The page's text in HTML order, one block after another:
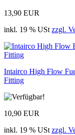
13,90 EUR
inkl. 19 % USt zzgl.
Intairco High Flow
Fitting
10,90 EUR
inkl. 19 % USt zzgl.